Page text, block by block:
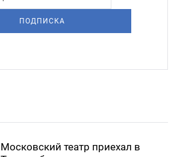
ПОДПИСКА
Московский театр приехал в